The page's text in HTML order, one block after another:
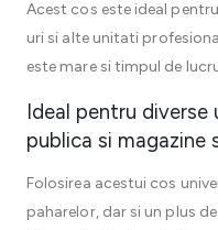
Acest cos este ideal
uri si alte unitati
este mare si timpul de
Ideal pentru
publica si magazine
Folosirea acestui cos
paharelor, dar si un plus